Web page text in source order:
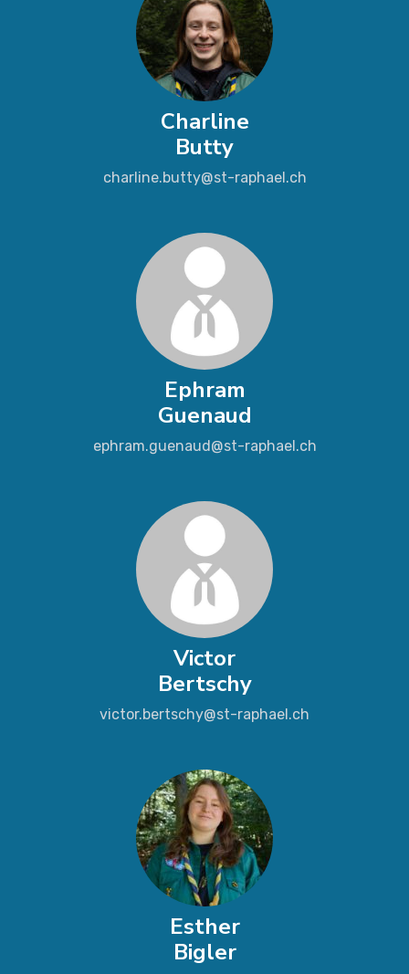
Charline
Butty
charline.butty@st-raphael.ch
Ephram
Guenaud
ephram.guenaud@st-raphael.ch
Victor
Bertschy
victor.bertschy@st-raphael.ch
Esther
Bigler